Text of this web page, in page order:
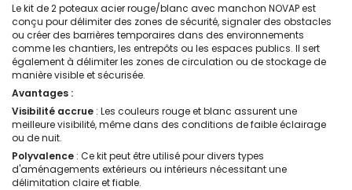
Le kit de 2 poteaux acier rouge/blanc avec manchon NOVAP est
conçu pour délimiter des zones de sécurité, signaler des obstacles
ou créer des barrières temporaires dans des environnements
comme les chantiers, les entrepôts ou les espaces publics. Il sert
également à délimiter les zones de circulation ou de stockage de
manière visible et sécurisée.
Avantages :
Visibilité accrue : Les couleurs rouge et blanc assurent une
meilleure visibilité, même dans des conditions de faible éclairage
ou de nuit.
Polyvalence : Ce kit peut être utilisé pour divers types
d'aménagements extérieurs ou intérieurs nécessitant une
délimitation claire et fiable.